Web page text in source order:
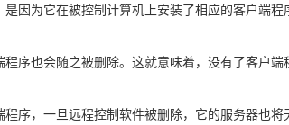
因为它在被控制计算机上安装了相应的客户端
序也会随之被删除。这就意味着，没有了客户
序，一旦远程控制软件被删除，它的服务器也